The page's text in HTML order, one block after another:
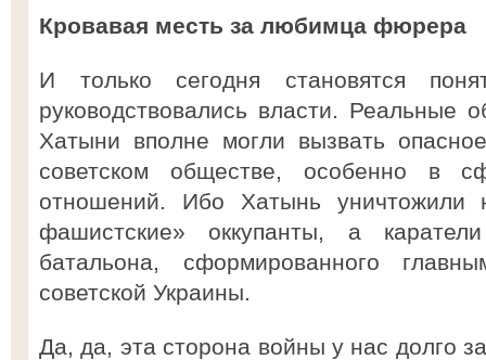
Кровавая месть за любимца фюрера
И только сегодня становятся
руководствовались власти. Реальные
Хатыни вполне могли вызвать
советском обществе, особенно в
отношений. Ибо Хатынь уничтожили
фашистские» оккупанты, а
батальона, сформированного
советской Украины.
Да, да, эта сторона войны у нас долго